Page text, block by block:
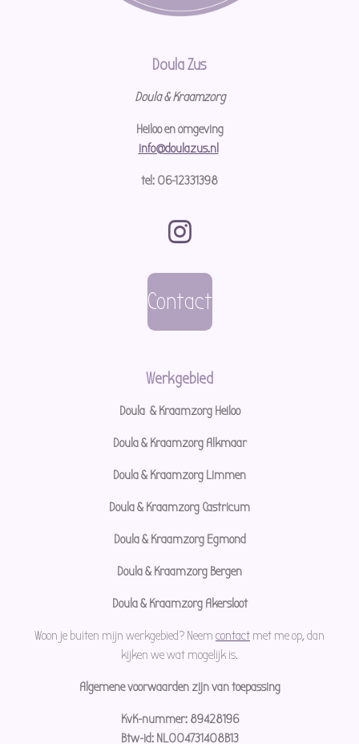
Doula Zus
Doula & Kraamzorg
Heiloo en omgeving
info@doulazus.nl
tel: 06-12331398
I
n
s
t
g
r
a
Contact
Werkgebied
Doula & Kraamzorg Heiloo
Doula & Kraamzorg Alkmaar
Doula & Kraamzorg Limmen
Doula & Kraamzorg Castricum
Doula & Kraamzorg Egmond
Doula & Kraamzorg Bergen
Doula & Kraamzorg Akersloot
Woon je buiten mijn werkgebied? Neem contact met me op, dan
kijken we wat mogelijk is.
Algemene voorwaarden zijn van toepassing
KvK-nummer: 89428196
Btw-id: NL004731408B13